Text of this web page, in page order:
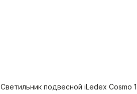
Светильник подвесной iLedex Cosmo